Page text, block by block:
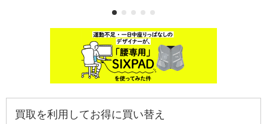
買取を利用してお得に買い替え